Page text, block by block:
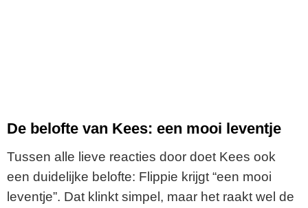
De belofte van Kees: een mooi leventje
Tussen alle lieve reacties door doet Kees ook
een duidelijke belofte: Flippie krijgt “een mooi
leventje”. Dat klinkt simpel, maar het raakt wel de